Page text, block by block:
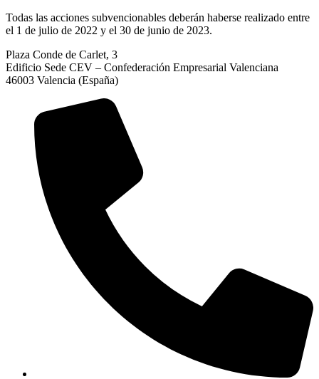
Todas las acciones subvencionables deberán haberse realizado entre
el 1 de julio de 2022 y el 30 de junio de 2023.
Plaza Conde de Carlet, 3
Edificio Sede CEV – Confederación Empresarial Valenciana
46003 Valencia (España)